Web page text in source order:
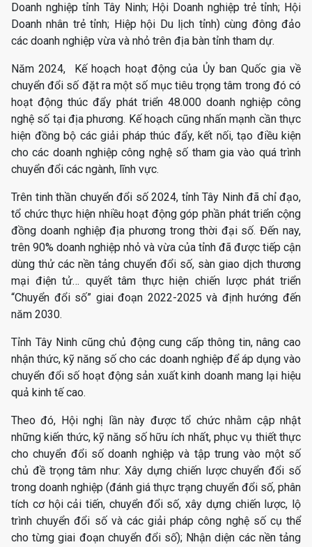
Doanh nghiệp tỉnh Tây Ninh; Hội Doanh nghiệp trẻ tỉnh; Hội
Doanh nhân trẻ tỉnh; Hiệp hội Du lịch tỉnh) cùng đông đảo
các doanh nghiệp vừa và nhỏ trên địa bàn tỉnh tham dự.
Năm 2024, Kế hoạch hoạt động của Ủy ban Quốc gia về
chuyển đổi số đặt ra một số mục tiêu trọng tâm trong đó có
hoạt động thúc đẩy phát triển 48.000 doanh nghiệp công
nghệ số tại địa phương. Kế hoạch cũng nhấn mạnh cần thực
hiện đồng bộ các giải pháp thúc đẩy, kết nối, tạo điều kiện
cho các doanh nghiệp công nghệ số tham gia vào quá trình
chuyển đổi các ngành, lĩnh vực.
Trên tinh thần chuyển đổi số 2024, tỉnh Tây Ninh đã chỉ đạo,
tổ chức thực hiện nhiều hoạt động góp phần phát triển cộng
đồng doanh nghiệp địa phương trong thời đại số. Đến nay,
trên 90% doanh nghiệp nhỏ và vừa của tỉnh đã được tiếp cận
dùng thử các nền tảng chuyển đổi số, sàn giao dịch thương
mại điện tử… quyết tâm thực hiện chiến lược phát triển
“Chuyển đổi số” giai đoạn 2022-2025 và định hướng đến
năm 2030.
Tỉnh Tây Ninh cũng chủ động cung cấp thông tin, nâng cao
nhận thức, kỹ năng số cho các doanh nghiệp để áp dụng vào
chuyển đổi số hoạt động sản xuất kinh doanh mang lại hiệu
quả kinh tế cao.
Theo đó, Hội nghị lần này được tổ chức nhằm cập nhật
những kiến thức, kỹ năng số hữu ích nhất, phục vụ thiết thực
cho chuyển đổi số doanh nghiệp và tập trung vào một số
chủ đề trọng tâm như: Xây dựng chiến lược chuyển đổi số
trong doanh nghiệp (đánh giá thực trạng chuyển đổi số, phân
tích cơ hội cải tiến, chuyển đổi số, xây dựng chiến lược, lộ
trình chuyển đổi số và các giải pháp công nghệ số cụ thể
cho từng giai đoạn chuyển đổi số); Nhận diện các nền tảng